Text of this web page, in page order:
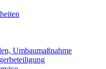
Umbaumaßnahme